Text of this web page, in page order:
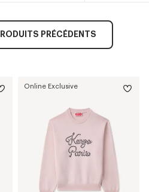
PRÉCÉDENTS
Online Exclusive